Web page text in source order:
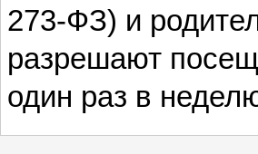
273-ФЗ) и
разрешают
один раз в